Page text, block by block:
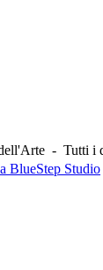
- Tutti i
BlueStep Studio